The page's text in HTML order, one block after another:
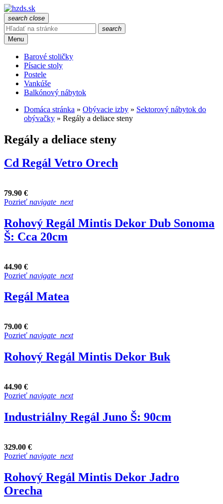
search close
search
Menu
Barové stoličky
Písacie stoly
Postele
Vankúše
Balkónový nábytok
Domáca stránka » Obývacie izby » Sektorový nábytok do
obývačky » Regály a deliace steny
Regály a deliace steny
Cd Regál Vetro Orech
79.90 €
Pozrieť navigate_next
Rohový Regál Mintis Dekor Dub Sonoma
Š: Cca 20cm
44.90 €
Pozrieť navigate_next
Regál Matea
79.00 €
Pozrieť navigate_next
Rohový Regál Mintis Dekor Buk
44.90 €
Pozrieť navigate_next
Industriálny Regál Juno Š: 90cm
329.00 €
Pozrieť navigate_next
Rohový Regál Mintis Dekor Jadro
Orecha